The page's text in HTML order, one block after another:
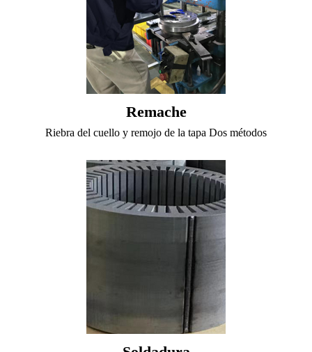
Remache
Riebra del cuello y remojo de la tapa Dos métodos